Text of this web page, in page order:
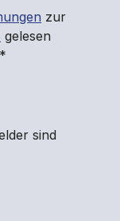
zur
gelesen
*
sind